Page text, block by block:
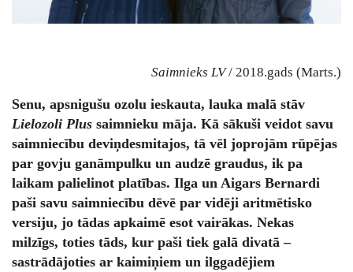
Saimnieks LV/ 2018.gads (Marts.)
Senu, apsnigušu ozolu ieskauta, lauka malā stāv
Lielozoli Plus saimnieku māja. Kā sākuši veidot savu
saimniecību deviņdesmitajos, tā vēl joprojām rūpējas
par govju ganāmpulku un audzē graudus, ik pa
laikam palielinot platības. Ilga un Aigars Bernardi
paši savu saimniecību dēvē par vidēji aritmētisko
versiju, jo tādas apkaimē esot vairākas. Nekas
milzīgs, toties tāds, kur paši tiek galā divatā –
sastrādājoties ar kaimiņiem un ilggadējiem